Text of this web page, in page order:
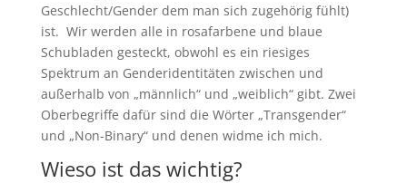
Geschlecht/Gender dem man sich zugehörig fühlt)
ist. Wir werden alle in rosafarbene und blaue
Schubladen gesteckt, obwohl es ein riesiges
Spektrum an Genderidentitäten zwischen und
außerhalb von „männlich“ und „weiblich“ gibt. Zwei
Oberbegriffe dafür sind die Wörter „Transgender“
und „Non-Binary“ und denen widme ich mich.
Wieso ist das wichtig?